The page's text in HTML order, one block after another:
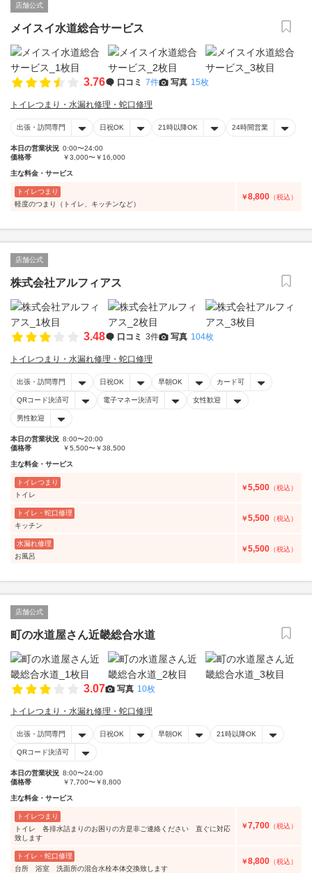
店舗公式
メイスイ水道総合サービス
3.76 口コミ 7件 写真 15枚
トイレつまり・水漏れ修理・蛇口修理
出張・訪問専門 日祝OK 21時以降OK 24時間営業
本日の営業状況 0:00〜24:00
価格帯
￥3,000〜￥16,000
主な料金・サービス
トイレつまり
軽度のつまり（トイレ、キッチンなど）
￥8,800 （税込）
店舗公式
株式会社アルフィアス
3.48 口コミ 3件 写真 104枚
トイレつまり・水漏れ修理・蛇口修理
出張・訪問専門 日祝OK 早朝OK カード可
QRコード決済可 電子マネー決済可 女性歓迎
男性歓迎
本日の営業状況 8:00〜20:00
価格帯
￥5,500〜￥38,500
主な料金・サービス
トイレつまり
トイレ
￥5,500 （税込）
トイレ・蛇口修理
キッチン
￥5,500 （税込）
水漏れ修理
お風呂
￥5,500 （税込）
店舗公式
町の水道屋さん近畿総合水道
3.07 写真 10枚
トイレつまり・水漏れ修理・蛇口修理
出張・訪問専門 日祝OK 早朝OK 21時以降OK
QRコード決済可
本日の営業状況 8:00〜24:00
価格帯
￥7,700〜￥8,800
主な料金・サービス
トイレつまり
トイレ 各排水詰まりのお困りの方是非ご連絡ください 直ぐに対応
致します
￥7,700 （税込）
トイレ・蛇口修理
台所 浴室 洗面所の混合水栓本体交換致します
￥8,800 （税込）